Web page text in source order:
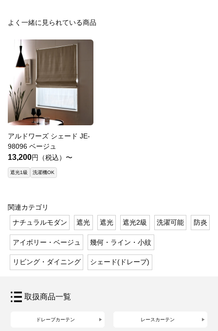
よく一緒に見られている商品
アルドワーズ シェード JE-
98096 ベージュ
13,200円（税込）〜
遮光1級 洗濯機OK
関連カテゴリ
ナチュラルモダン
遮光 遮光 遮光2級 洗濯可能 防炎
アイボリー・ベージュ 幾何・ライン・小紋
リビング・ダイニング シェード(ドレープ)
取扱商品一覧
ドレープカーテン レースカーテン